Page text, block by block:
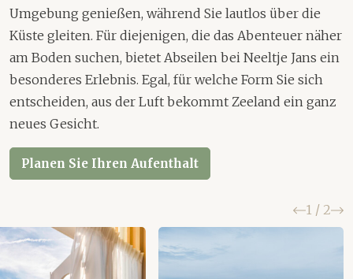
Umgebung genießen, während Sie lautlos über die
Küste gleiten. Für diejenigen, die das Abenteuer näher
am Boden suchen, bietet Abseilen bei Neeltje Jans ein
besonderes Erlebnis. Egal, für welche Form Sie sich
entscheiden, aus der Luft bekommt Zeeland ein ganz
neues Gesicht.
Planen Sie Ihren Aufenthalt
Zurück
1 / 2